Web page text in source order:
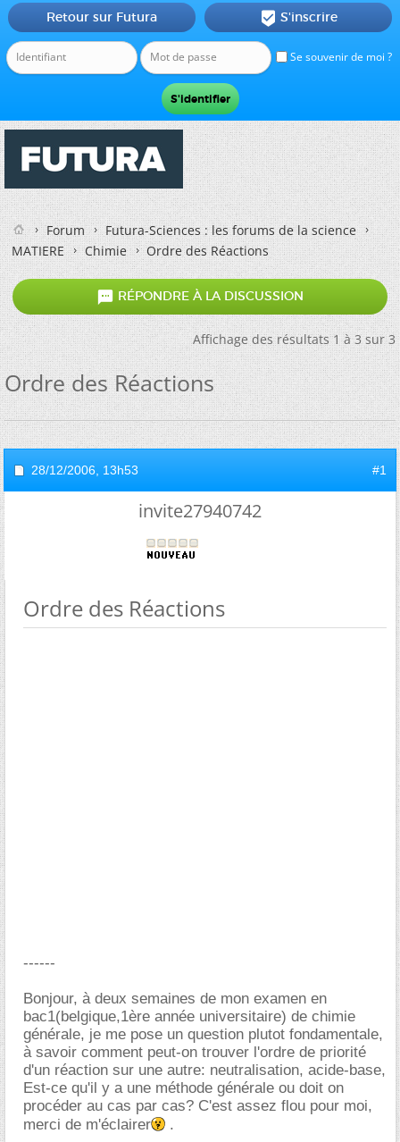
Se souvenir de moi ?
Retour sur Futura  S'inscrire
Forum
Futura-Sciences : les forums de la science
MATIERE
Chimie Ordre des Réactions
 RÉPONDRE À LA DISCUSSION
Affichage des résultats 1 à 3 sur 3
Ordre des Réactions
28/12/2006, 13h53 #1
invite27940742
Ordre des Réactions
------
Bonjour, à deux semaines de mon examen en
bac1(belgique,1ère année universitaire) de chimie
générale, je me pose un question plutot fondamentale,
à savoir comment peut-on trouver l'ordre de priorité
d'un réaction sur une autre: neutralisation, acide-base,
Est-ce qu'il y a une méthode générale ou doit on
procéder au cas par cas? C'est assez flou pour moi,
merci de m'éclairer
.